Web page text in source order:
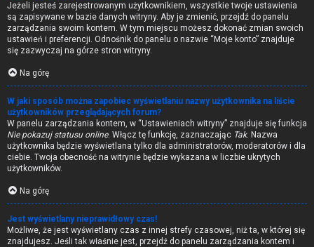
Jeżeli jesteś zarejestrowanym użytkownikiem, wszystkie twoje ustawienia
są zapisywane w bazie danych witryny. Aby je zmienić, przejdź do panelu
zarządzania swoim kontem. W tym miejscu możesz dokonać zmian swoich
ustawień i preferencji. Odnośnik do panelu o nazwie “Moje konto” znajduje
się zazwyczaj na górze stron witryny.
Na górę
W jaki sposób można zapobiec wyświetlaniu nazwy użytkownika na liście
użytkowników przeglądających forum?
W panelu zarządzania kontem, w “Ustawieniach witryny” znajduje się funkcja
Nie pokazuj statusu online. Włącz tę funkcję, zaznaczając Tak. Nazwa
użytkownika będzie wyświetlana tylko dla administratorów, moderatorów i dla
ciebie. Twoja obecność na witrynie będzie wykazana w liczbie ukrytych
użytkowników.
Na górę
Jest wyświetlany nieprawidłowy czas!
Możliwe, że jest wyświetlany czas z innej strefy czasowej, niż ta, w której się
znajdujesz. Jeśli tak właśnie jest, przejdź do panelu zarządzania kontem i